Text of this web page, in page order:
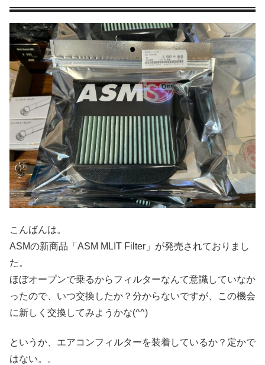
こんばんは。
ASMの新商品「ASM MLIT Filter」が発売されておりまし
た。
ほぼオープンで乗るからフィルターなんて意識していなか
ったので、いつ交換したか？分からないですが、この機会
に新しく交換してみようかな(^^)
というか、エアコンフィルターを装着しているか？定かで
はない。。